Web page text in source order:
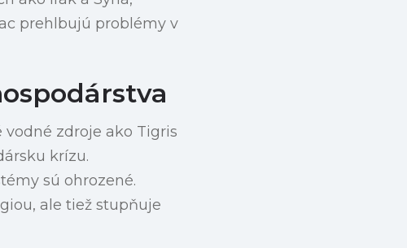
prehlbujú problémy v
zdroje ako Tigris
krízu.
sú ohrozené.
ale tiež stupňuje